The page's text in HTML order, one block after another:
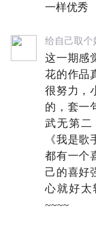
一样优秀
给自己取个
这一期感
花的作品
很努力，
的，套一
武无第二
《我是
都有一个
己的喜好
心就好太
~~~~